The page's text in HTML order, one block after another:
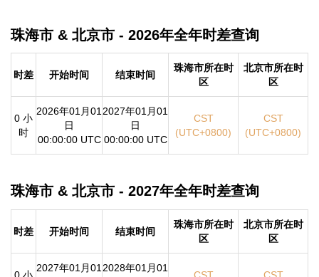
珠海市 & 北京市 - 2026年全年时差查询
时差 开始时间 结束时间
珠海市所在时
区
北京市所在时
区
0 小
时
2026年01月01
日
00:00:00 UTC
2027年01月01
日
00:00:00 UTC
CST
(UTC+0800)
CST
(UTC+0800)
珠海市 & 北京市 - 2027年全年时差查询
时差 开始时间 结束时间
珠海市所在时
区
北京市所在时
区
0 小
2027年01月01 2028年01月01
CST CST